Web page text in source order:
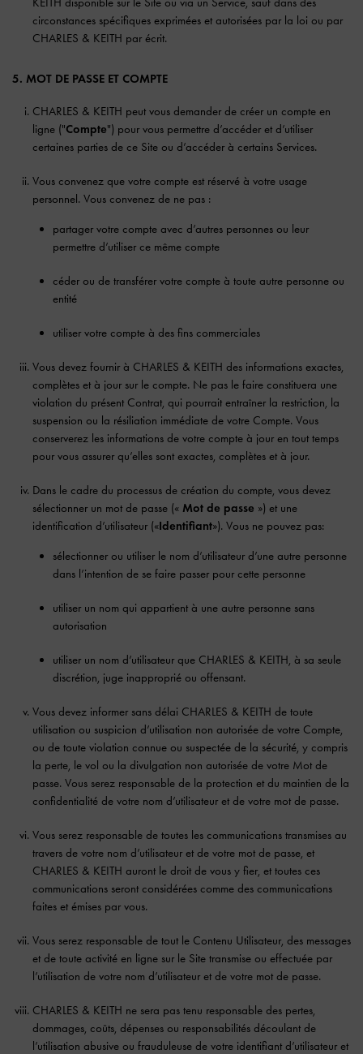
circonstances spécifiques exprimées et autorisées par la loi ou par
CHARLES & KEITH par écrit.
5. MOT DE PASSE ET COMPTE
CHARLES & KEITH peut vous demander de créer un compte en
ligne ("Compte") pour vous permettre d’accéder et d’utiliser
certaines parties de ce Site ou d’accéder à certains Services.
Vous convenez que votre compte est réservé à votre usage
personnel. Vous convenez de ne pas :
partager votre compte avec d’autres personnes ou leur
permettre d’utiliser ce même compte
céder ou de transférer votre compte à toute autre personne ou
entité
utiliser votre compte à des fins commerciales
Vous devez fournir à CHARLES & KEITH des informations exactes,
complètes et à jour sur le compte. Ne pas le faire constituera une
violation du présent Contrat, qui pourrait entraîner la restriction, la
suspension ou la résiliation immédiate de votre Compte. Vous
conserverez les informations de votre compte à jour en tout temps
pour vous assurer qu’elles sont exactes, complètes et à jour.
Dans le cadre du processus de création du compte, vous devez
sélectionner un mot de passe (« Mot de passe ») et une
identification d’utilisateur («Identifiant»). Vous ne pouvez pas:
sélectionner ou utiliser le nom d’utilisateur d’une autre personne
dans l’intention de se faire passer pour cette personne
utiliser un nom qui appartient à une autre personne sans
autorisation
utiliser un nom d’utilisateur que CHARLES & KEITH, à sa seule
discrétion, juge inapproprié ou offensant.
Vous devez informer sans délai CHARLES & KEITH de toute
utilisation ou suspicion d’utilisation non autorisée de votre Compte,
ou de toute violation connue ou suspectée de la sécurité, y compris
la perte, le vol ou la divulgation non autorisée de votre Mot de
passe. Vous serez responsable de la protection et du maintien de la
confidentialité de votre nom d’utilisateur et de votre mot de passe.
Vous serez responsable de toutes les communications transmises au
travers de votre nom d’utilisateur et de votre mot de passe, et
CHARLES & KEITH auront le droit de vous y fier, et toutes ces
communications seront considérées comme des communications
faites et émises par vous.
Vous serez responsable de tout le Contenu Utilisateur, des messages
et de toute activité en ligne sur le Site transmise ou effectuée par
l’utilisation de votre nom d’utilisateur et de votre mot de passe.
CHARLES & KEITH ne sera pas tenu responsable des pertes,
dommages, coûts, dépenses ou responsabilités découlant de
l’utilisation abusive ou frauduleuse de votre identifiant d’utilisateur et